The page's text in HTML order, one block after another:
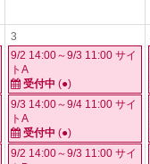
3
9/2 14:00～9/3 11:00 サイ
トA
受付中 (●)
9/3 14:00～9/4 11:00 サイ
トA
受付中 (●)
9/2 14:00～9/3 11:00 サイ